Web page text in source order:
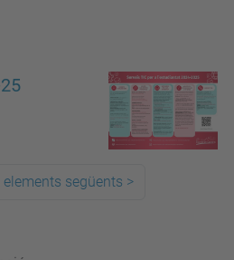
elements següents >